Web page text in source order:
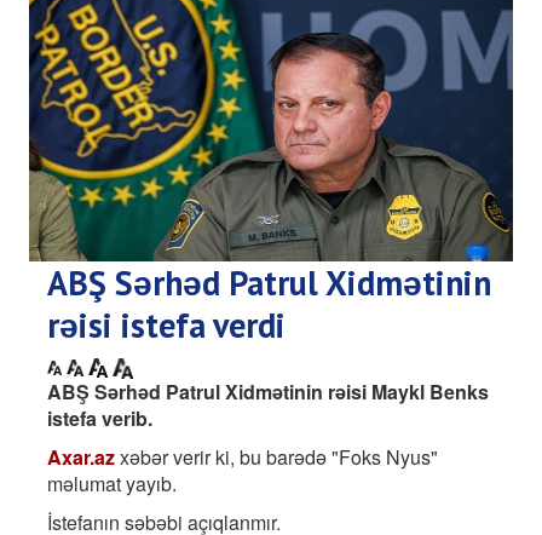
ABŞ Sərhəd Patrul Xidmətinin
rəisi istefa verdi
ABŞ Sərhəd Patrul Xidmətinin rəisi Maykl Benks
istefa verib.
Axar.azxəbər verir ki, bu barədə "Foks Nyus"
məlumat yayıb.
İstefanın səbəbi açıqlanmır.